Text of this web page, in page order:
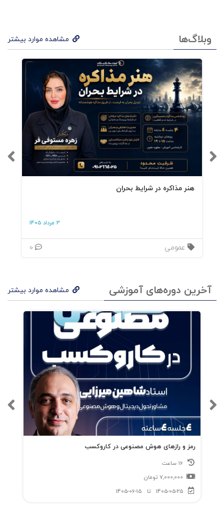
نکاتی را در مورد نحوه استفاده موثر از پلتفرم هایی
مانند لینکدین برای ایجاد و حفظ ارتباطات ارائه می
دهد. رابینت در سراسر کتاب بر اهمیت واقعی و
معتبر بودن در تعاملات تأکید می کند. اصالت به
ایجاد اعتماد و روابط طولانی مدت کمک می کند. او
توصیه می کند که رویکرد شما معامله گرانه نباشد و
در عوض بر ایجاد ارتباطات معنی دار تمرکز کنید. با
پیروی از اصول ذکر شده در کتاب، خوانندگان می
توانند شبکۀ ارتباطی قدرتمند ایجاد کنند که از رشد
شخصی و حرفه ای آنها پشتیبانی می کند.
وبلاگ‌ها مشاهده موارد بیشتر
هنر مذاکره در شرایط بحران
3 مرداد 1405
عمومی
آخرین دوره‌های آموزشی مشاهده موارد بیشتر
رمز و رازهای هوش مصنوعی در کاروکسب
7,000,000 تومان
1405-05-25
تا 1405-06-15